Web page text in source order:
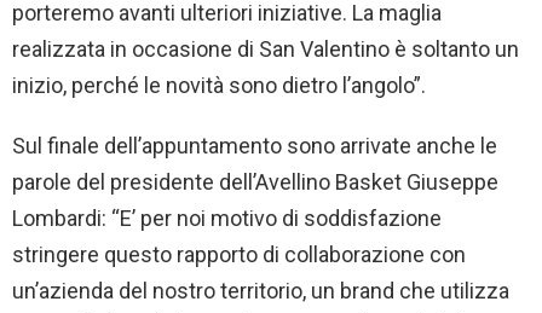
porteremo avanti ulteriori iniziative. La maglia
realizzata in occasione di San Valentino è soltanto un
inizio, perché le novità sono dietro l’angolo”.
Sul finale dell’appuntamento sono arrivate anche le
parole del presidente dell’Avellino Basket Giuseppe
Lombardi: “E’ per noi motivo di soddisfazione
stringere questo rapporto di collaborazione con
un’azienda del nostro territorio, un brand che utilizza